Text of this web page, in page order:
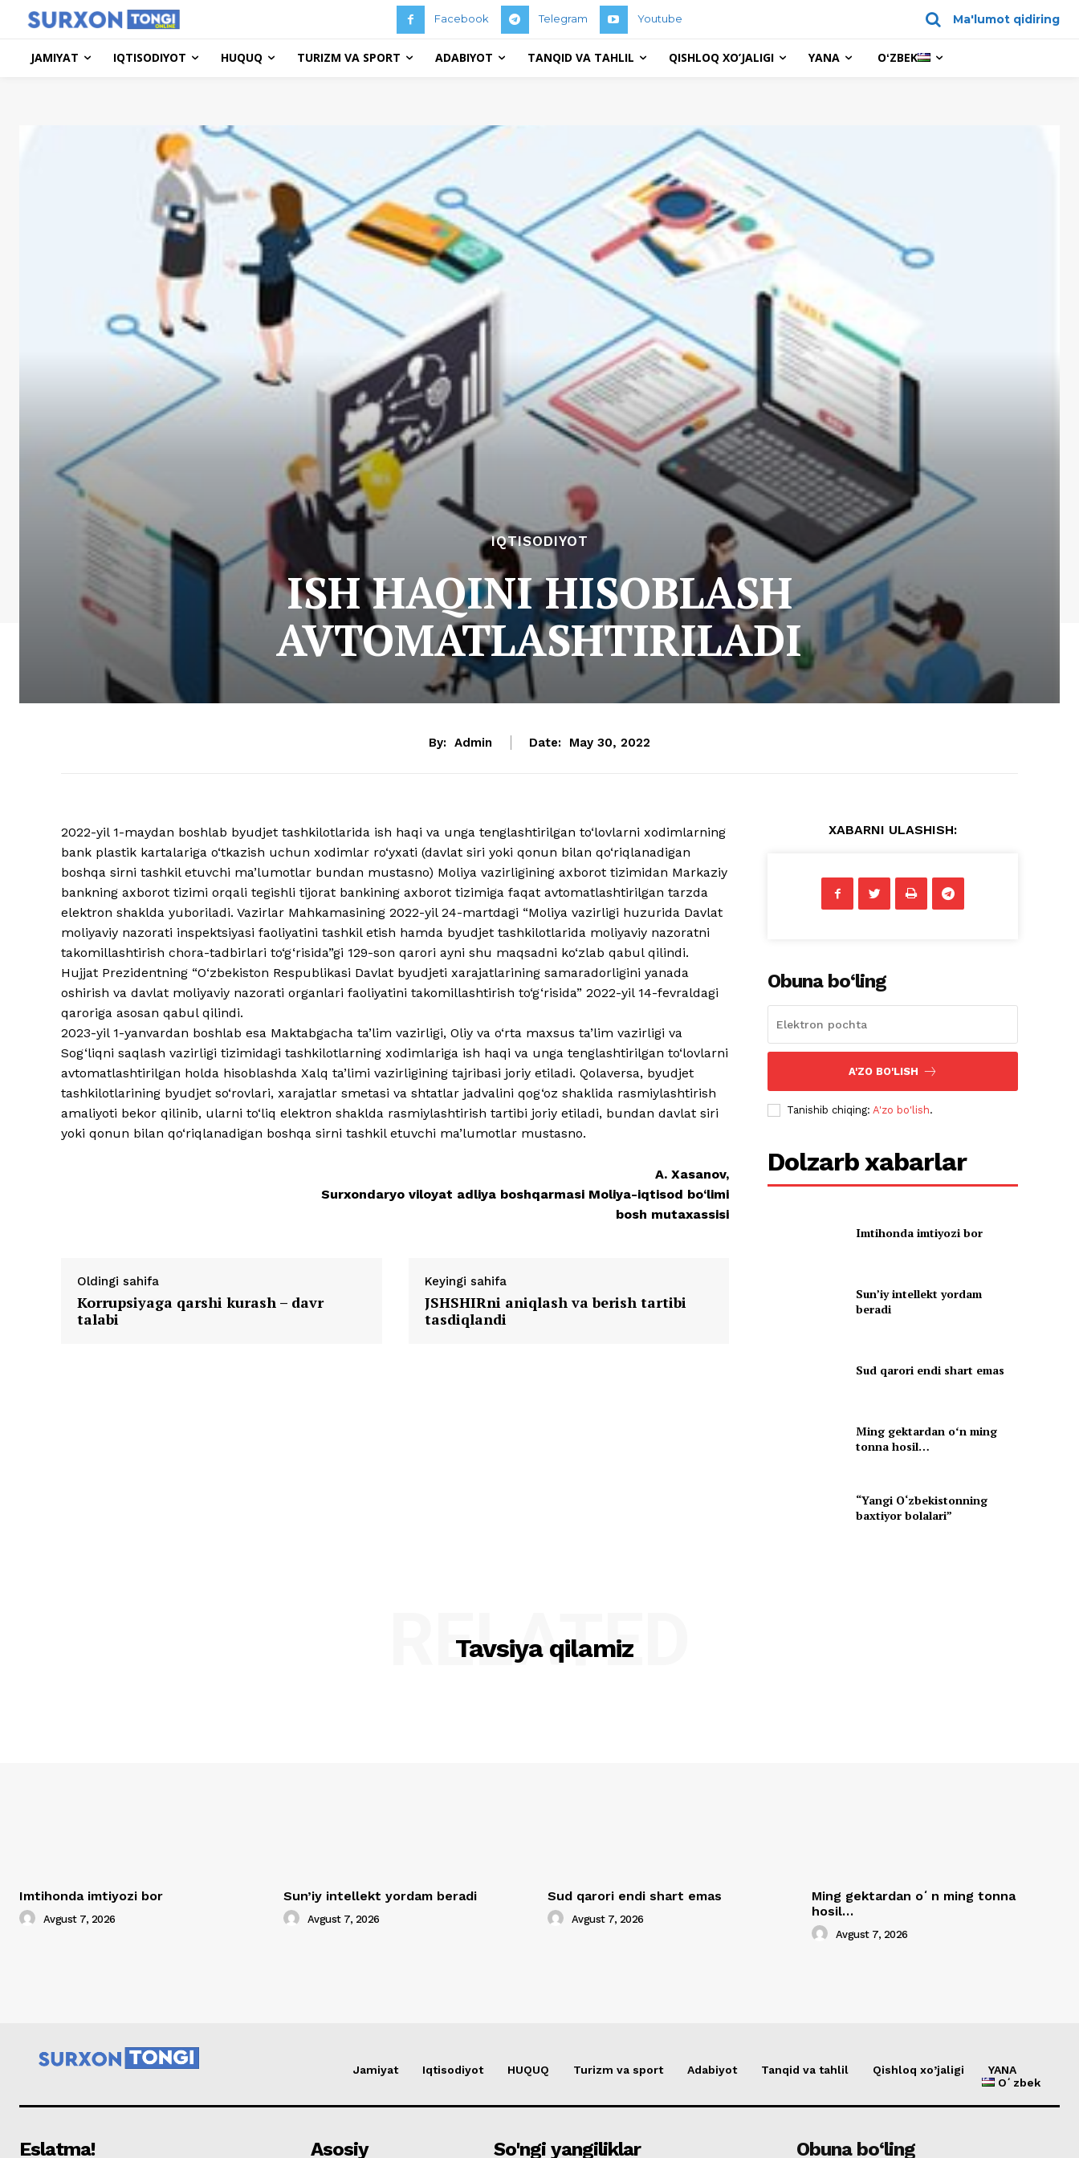
Facebook Telegram Youtube Ma'lumot qidiring
JAMIYAT IQTISODIYOT HUQUQ TURIZM VA SPORT ADABIYOT TANQID VA TAHLIL QISHLOQ XO’JALIGI YANA OʻZBEK
IQTISODIYOT
ISH HAQINI HISOBLASH
AVTOMATLASHTIRILADI
By: Admin Date: May 30, 2022
2022-yil 1-maydan boshlab byudjet tashkilotlarida ish haqi va unga tenglashtirilgan to‘lovlarni xodimlarning
bank plastik kartalariga o‘tkazish uchun xodimlar ro‘yxati (davlat siri yoki qonun bilan qo‘riqlanadigan
boshqa sirni tashkil etuvchi ma’lumotlar bundan mustasno) Moliya vazirligining axborot tizimidan Markaziy
bankning axborot tizimi orqali tegishli tijorat bankining axborot tizimiga faqat avtomatlashtirilgan tarzda
elektron shaklda yuboriladi. Vazirlar Mahkamasining 2022-yil 24-martdagi “Moliya vazirligi huzurida Davlat
moliyaviy nazorati inspektsiyasi faoliyatini tashkil etish hamda byudjet tashkilotlarida moliyaviy nazoratni
takomillashtirish chora-tadbirlari to‘g‘risida”gi 129-son qarori ayni shu maqsadni ko‘zlab qabul qilindi.
Hujjat Prezidentning “O‘zbekiston Respublikasi Davlat byudjeti xarajatlarining samaradorligini yanada
oshirish va davlat moliyaviy nazorati organlari faoliyatini takomillashtirish to‘g‘risida” 2022-yil 14-fevraldagi
qaroriga asosan qabul qilindi.
2023-yil 1-yanvardan boshlab esa Maktabgacha ta’lim vazirligi, Oliy va o‘rta maxsus ta’lim vazirligi va
Sog‘liqni saqlash vazirligi tizimidagi tashkilotlarning xodimlariga ish haqi va unga tenglashtirilgan to‘lovlarni
avtomatlashtirilgan holda hisoblashda Xalq ta’limi vazirligining tajribasi joriy etiladi. Qolaversa, byudjet
tashkilotlarining byudjet so‘rovlari, xarajatlar smetasi va shtatlar jadvalini qog‘oz shaklida rasmiylashtirish
amaliyoti bekor qilinib, ularni to‘liq elektron shaklda rasmiylashtirish tartibi joriy etiladi, bundan davlat siri
yoki qonun bilan qo‘riqlanadigan boshqa sirni tashkil etuvchi ma’lumotlar mustasno.
A. Xasanov,
Surxondaryo viloyat adliya boshqarmasi Moliya-iqtisod bo‘limi
bosh mutaxassisi
Oldingi sahifa
Korrupsiyaga qarshi kurash – davr
talabi
Keyingi sahifa
JSHSHIRni aniqlash va berish tartibi
tasdiqlandi
XABARNI ULASHISH:
Obuna bo‘ling
A'ZO BO'LISH
Tanishib chiqing:A'zo bo'lish.
Dolzarb xabarlar
Imtihonda imtiyozi bor
Sun’iy intellekt yordam
beradi
Sud qarori endi shart emas
Ming gektardan oʻn ming
tonna hosil…
“Yangi O‘zbekistonning
baxtiyor bolalari”
Tavsiya qilamiz
RELATED
Imtihonda imtiyozi bor
Avgust 7, 2026
Sun’iy intellekt yordam beradi
Avgust 7, 2026
Sud qarori endi shart emas
Avgust 7, 2026
Ming gektardan oʻn ming tonna
hosil…
Avgust 7, 2026
Jamiyat Iqtisodiyot HUQUQ Turizm va sport Adabiyot Tanqid va tahlil Qishloq xo’jaligi
YANA
Oʻzbek
Eslatma! Asosiy So'ngi yangiliklar Obuna bo‘ling